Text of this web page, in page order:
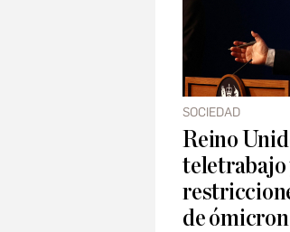
SOCIEDAD
Reino
teletrabajo
de ómicron